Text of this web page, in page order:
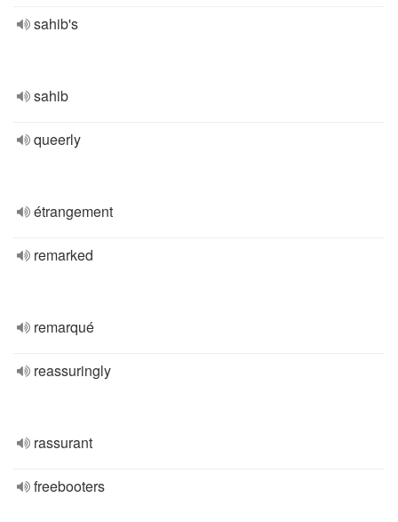
sahib's
sahib
queerly
étrangement
remarked
remarqué
reassuringly
rassurant
freebooters